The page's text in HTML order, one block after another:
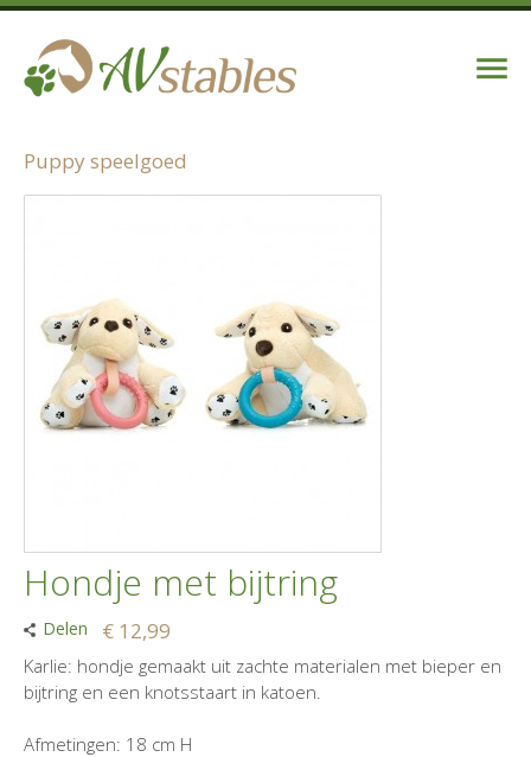
Puppy speelgoed
Hondje met bijtring
Delen € 12,99
Karlie: hondje gemaakt uit zachte materialen met bieper en
bijtring en een knotsstaart in katoen.
Afmetingen: 18 cm H